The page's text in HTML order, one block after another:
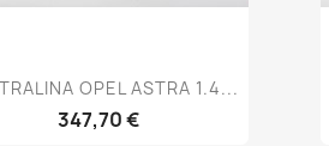
Anteprima
OPEL ASTRA 1.4...
347,70 €